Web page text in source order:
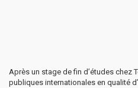
Après un stage de fin d’études chez
publiques internationales en qualité